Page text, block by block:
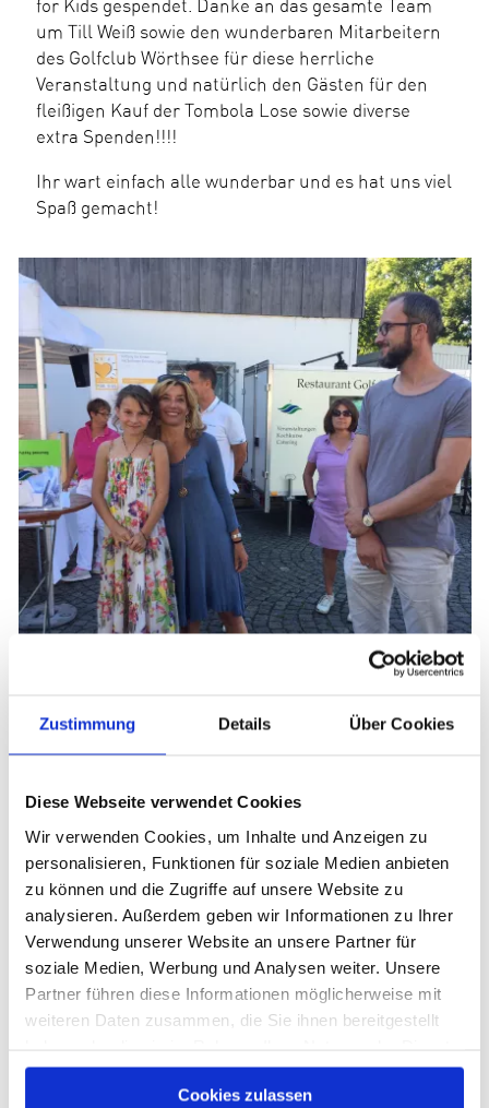
Zustimmung Details Über Cookies
Diese Webseite verwendet Cookies
Wir verwenden Cookies, um Inhalte und Anzeigen zu
personalisieren, Funktionen für soziale Medien anbieten
zu können und die Zugriffe auf unsere Website zu
analysieren. Außerdem geben wir Informationen zu Ihrer
Verwendung unserer Website an unsere Partner für
soziale Medien, Werbung und Analysen weiter. Unsere
Partner führen diese Informationen möglicherweise mit
weiteren Daten zusammen, die Sie ihnen bereitgestellt
gesammelt haben. Sie geben Einwilligung zu unseren
Cookies, wenn Sie unsere Webseite weiterhin nutzen.
Cookies zulassen
for Kids gespendet. Danke an das gesamte Team
um Till Weiß sowie den wunderbaren Mitarbeitern
des Golfclub Wörthsee für diese herrliche
Veranstaltung und natürlich den Gästen für den
fleißigen Kauf der Tombola Lose sowie diverse
extra Spenden!!!!
Ihr wart einfach alle wunderbar und es hat uns viel
Spaß gemacht!
Weitere Beiträge Previous
Next